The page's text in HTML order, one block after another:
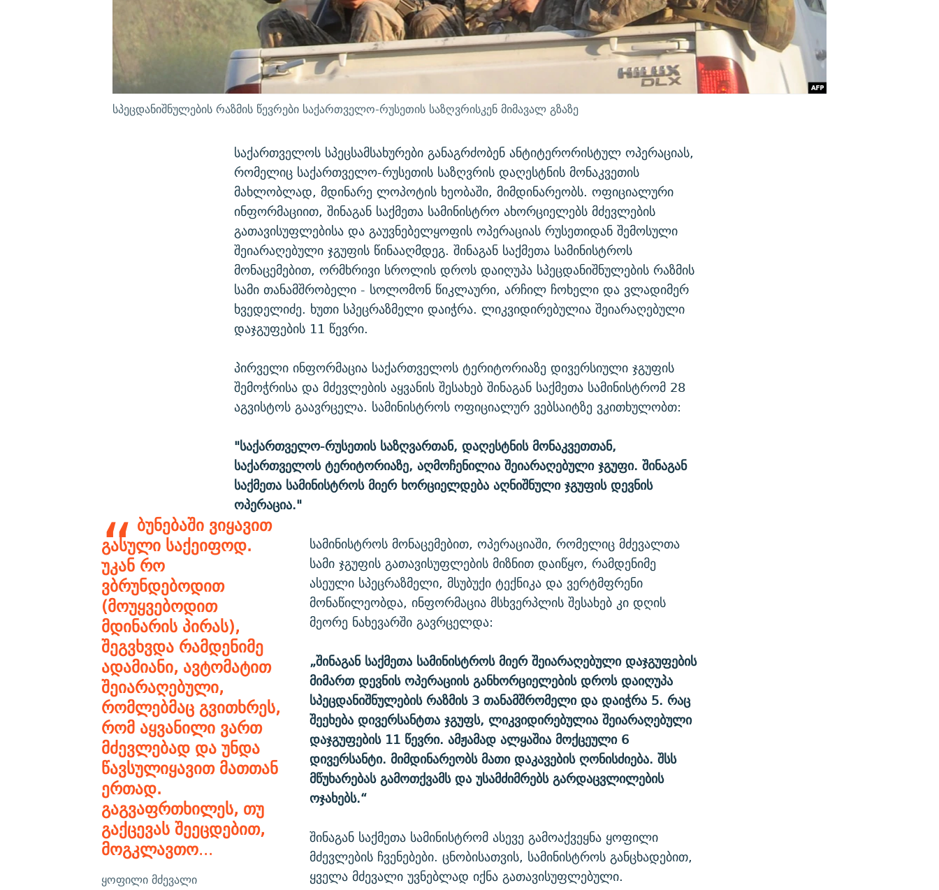
სპეცდანიშნულების რაზმის წევრები საქართველო-რუსეთის საზღვრისკენ მიმავალ გზაზე
საქართველოს სპეცსამსახურები განაგრძობენ ანტიტერორისტულ ოპერაციას,
რომელიც საქართველო-რუსეთის საზღვრის დაღესტნის მონაკვეთის
მახლობლად, მდინარე ლოპოტის ხეობაში, მიმდინარეობს. ოფიციალური
ინფორმაციით, შინაგან საქმეთა სამინისტრო ახორციელებს მძევლების
გათავისუფლებისა და გაუვნებელყოფის ოპერაციას რუსეთიდან შემოსული
შეიარაღებული ჯგუფის წინააღმდეგ. შინაგან საქმეთა სამინისტროს
მონაცემებით, ორმხრივი სროლის დროს დაიღუპა სპეცდანიშნულების რაზმის
სამი თანამშრობელი - სოლომონ წიკლაური, არჩილ ჩოხელი და ვლადიმერ
ხვედელიძე. ხუთი სპეცრაზმელი დაიჭრა. ლიკვიდირებულია შეიარაღებული
დაჯგუფების 11 წევრი.
პირველი ინფორმაცია საქართველოს ტერიტორიაზე დივერსიული ჯგუფის
შემოჭრისა და მძევლების აყვანის შესახებ შინაგან საქმეთა სამინისტრომ 28
აგვისტოს გაავრცელა. სამინისტროს ოფიციალურ ვებსაიტზე ვკითხულობთ:
"საქართველო-რუსეთის საზღვართან, დაღესტნის მონაკვეთთან,
საქართველოს ტერიტორიაზე, აღმოჩენილია შეიარაღებული ჯგუფი. შინაგან
საქმეთა სამინისტროს მიერ ხორციელდება აღნიშნული ჯგუფის დევნის
ოპერაცია."
ბუნებაში ვიყავით
გასული საქეიფოდ.
უკან რო
ვბრუნდებოდით
(მოუყვებოდით
მდინარის პირას),
შეგვხვდა რამდენიმე
ადამიანი, ავტომატით
შეიარაღებული,
რომლებმაც გვითხრეს,
რომ აყვანილი ვართ
მძევლებად და უნდა
წავსულიყავით მათთან
ერთად.
გაგვაფრთხილეს, თუ
გაქცევას შეეცდებით,
მოგკლავთო...
ყოფილი მძევალი
სამინისტროს მონაცემებით, ოპერაციაში, რომელიც მძევალთა
სამი ჯგუფის გათავისუფლების მიზნით დაიწყო, რამდენიმე
ასეული სპეცრაზმელი, მსუბუქი ტექნიკა და ვერტმფრენი
მონაწილეობდა, ინფორმაცია მსხვერპლის შესახებ კი დღის
მეორე ნახევარში გავრცელდა:
„შინაგან საქმეთა სამინისტროს მიერ შეიარაღებული დაჯგუფების
მიმართ დევნის ოპერაციის განხორციელების დროს დაიღუპა
სპეცდანიშნულების რაზმის 3 თანამშრომელი და დაიჭრა 5. რაც
შეეხება დივერსანტთა ჯგუფს, ლიკვიდირებულია შეიარაღებული
დაჯგუფების 11 წევრი. ამჟამად ალყაშია მოქცეული 6
დივერსანტი. მიმდინარეობს მათი დაკავების ღონისძიება. შსს
მწუხარებას გამოთქვამს და უსამძიმრებს გარდაცვლილების
ოჯახებს.“
შინაგან საქმეთა სამინისტრომ ასევე გამოაქვეყნა ყოფილი
მძევლების ჩვენებები. ცნობისათვის, სამინისტროს განცხადებით,
ყველა მძევალი უვნებლად იქნა გათავისუფლებული.